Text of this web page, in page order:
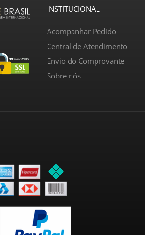
INSTITUCIONAL
Acompanhar Pedido
Central de Atendimento
Envio do Comprovante
Sobre nós